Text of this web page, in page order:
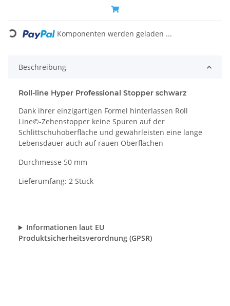
Loading... Komponenten werden geladen ...
Beschreibung
Roll-line Hyper Professional Stopper schwarz
Dank ihrer einzigartigen Formel hinterlassen Roll
Line©-Zehenstopper keine Spuren auf der
Schlittschuhoberfläche und gewährleisten eine lange
Lebensdauer auch auf rauen Oberflächen
Durchmesse 50 mm
Lieferumfang: 2 Stück
Informationen laut EU
Produktsicherheitsverordnung (GPSR)